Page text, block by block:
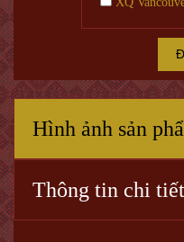
Hình ảnh sản
Thông tin chi